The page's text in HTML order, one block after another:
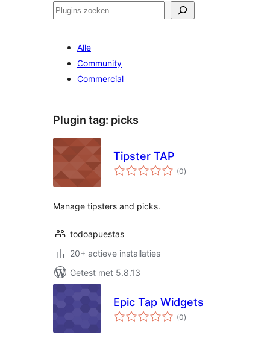
Zoeken
Alle
Community
Commercial
Plugin tag: picks
Tipster TAP
(0totaal
waarderingen
)
Manage tipsters and picks.
todoapuestas
20+ actieve installaties
Getest met 5.8.13
Epic Tap Widgets
(0totaal
waarderingen
)